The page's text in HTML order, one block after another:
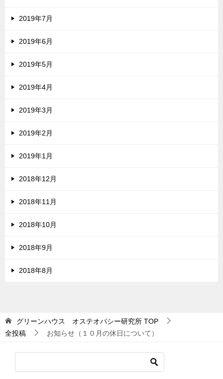
2019年7月
2019年6月
2019年5月
2019年4月
2019年3月
2019年2月
2019年1月
2018年12月
2018年11月
2018年10月
2018年9月
2018年8月
グリーンハウス オステオパシー研究所 TOP
全投稿
お知らせ（１０月の休日について）